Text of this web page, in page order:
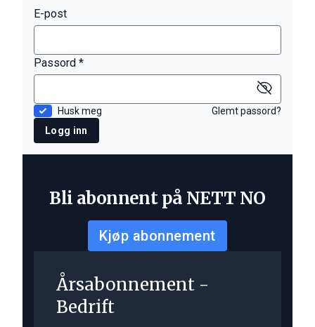
E-post
Passord *
Husk meg
Glemt passord?
Logg inn
Bli abonnent på NETT NO
Kjøp abonnement
Årsabonnement -
Bedrift